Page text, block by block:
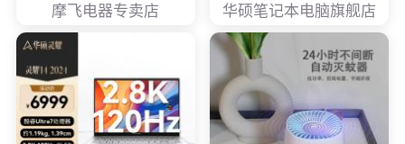
摩飞电器专卖店 华硕笔记本电脑旗舰店